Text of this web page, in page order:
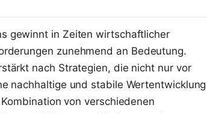
gewinnt in Zeiten wirtschaftlicher
zunehmend an Bedeutung.
nach Strategien, die nicht nur vor
nachhaltige und stabile Wertentwicklung
von verschiedenen